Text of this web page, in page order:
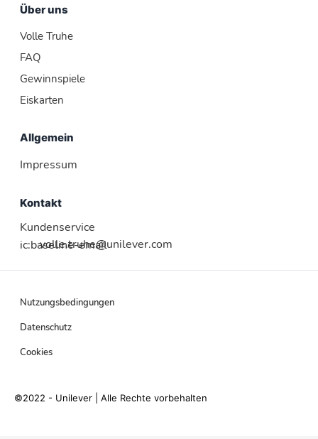
Über uns
Volle Truhe
FAQ
Gewinnspiele
Eiskarten
Allgemein
Impressum
Kontakt
Kundenservice
ic:baseline-email
volle.truhe@unilever.com
Nutzungsbedingungen
Datenschutz
Cookies
©2022 - Unilever | Alle Rechte vorbehalten